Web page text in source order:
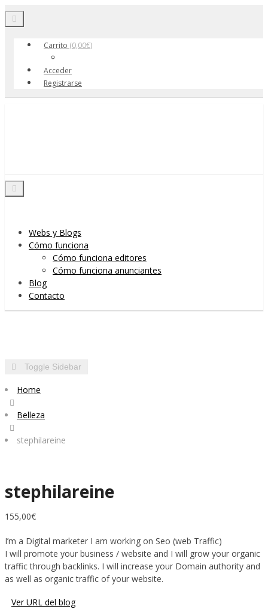
Toggle navigation
Carrito (0,00€)
Acceder
Registrarse
Menu
Skip to content
Toggle navigation
Webs y Blogs
Cómo funciona
Cómo funciona editores
Cómo funciona anunciantes
Blog
Contacto
Toggle Sidebar
Home
Belleza
stephilareine
stephilareine
155,00€
I’m a Digital marketer I am working on Seo (web Traffic)
I will promote your business / website and I will grow your organic
traffic through backlinks. I will increase your Domain authority and
as well as organic traffic of your website.
Ver URL del blog